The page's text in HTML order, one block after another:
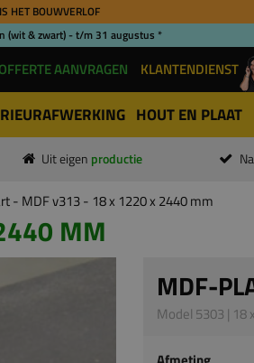
HET BOUWVERLOF
(wit & zwart) - t/m 31 augustus *
OFFERTE AANVRAGEN KLANTENDIENST
HOUT EN PLAAT
Uit eigen productie
- MDF v313 - 18 x 1220 x 2440 mm
MM
MDF-
Model 5303 | 18